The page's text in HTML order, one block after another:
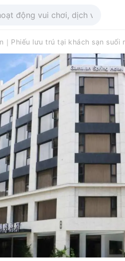
｜Phiếu lưu trú tại khách sạn suối